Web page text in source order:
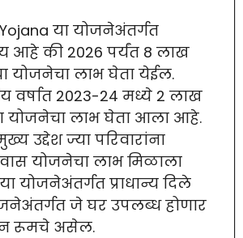
या योजनेअंतर्गत
आहे की 2026 पर्यंत 8 लाख
योजनेचा लाभ घेता येईल.
वर्षात 2023-24 मध्ये 2 लाख
योजनेचा लाभ घेता आला आहे.
उद्देश ज्या परिवारांना
योजनेचा लाभ मिळाला
योजनेअंतर्गत प्राधान्य दिले
जे घर उपलब्ध होणार
रूमचे असेल.